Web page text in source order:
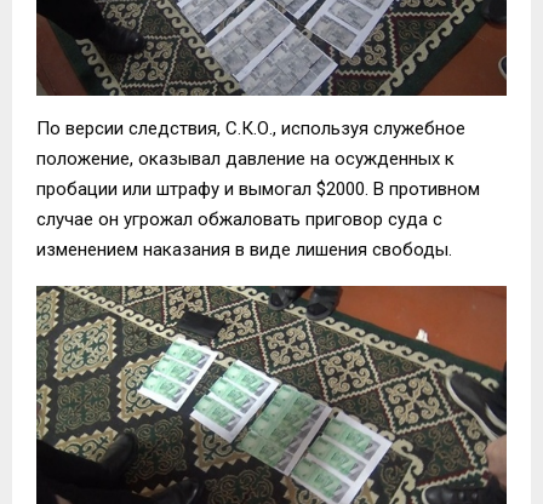
По версии следствия, С.К.О., используя служебное
положение, оказывал давление на осужденных к
пробации или штрафу и вымогал $2000. В противном
случае он угрожал обжаловать приговор суда с
изменением наказания в виде лишения свободы.